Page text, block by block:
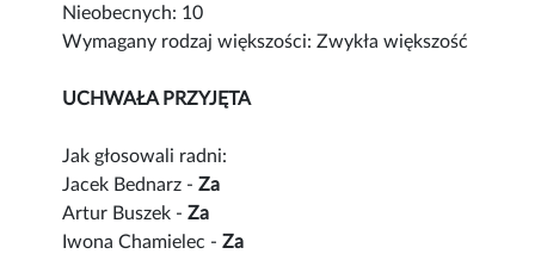
Nieobecnych: 10
Wymagany rodzaj większości: Zwykła większość
UCHWAŁA PRZYJĘTA
Jak głosowali radni:
Jacek Bednarz -Za
Artur Buszek -Za
Iwona Chamielec -Za